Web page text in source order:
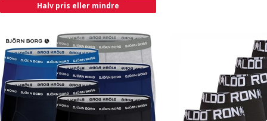
Halv pris eller mindre